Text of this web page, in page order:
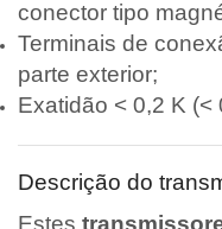
conector tipo
Terminais de
parte exterior;
Exatidão < 0,2 K (<
Descrição do
Estes